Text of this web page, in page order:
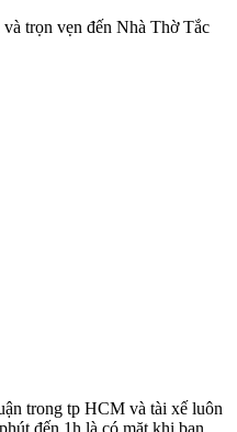
trọn vẹn đến Nhà Thờ Tắc
trong tp HCM và tài xế luôn
đến 1h là có mặt khi bạn